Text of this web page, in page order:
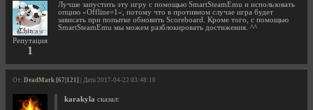
Репутация
1
Лучше запустить эту игру с помощью SmartSteamEmu и использовать
опцию «Offline=1», потому что в противном случае игра будет
зависать при попытке обновить Scoreboard. Кроме того, с помощью
SmartSteamEmu мы можем разблокировать достижения. ^^
От: DeadMark [67|121] | Дата 2017-04-22 03:48:10
karakyla сказал: